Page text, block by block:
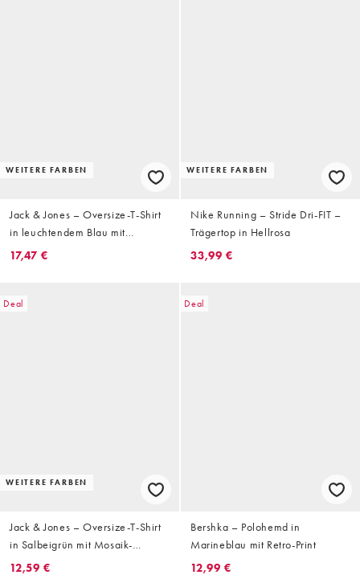
WEITERE FARBEN
Jack & Jones – Oversize-T-Shirt
in leuchtendem Blau mit
Landschaftsprint auf dem Rücken
17,47 €
WEITERE FARBEN
Nike Running – Stride Dri-FIT –
Trägertop in Hellrosa
33,99 €
Deal
WEITERE FARBEN
Jack & Jones – Oversize-T-Shirt
in Salbeigrün mit Mosaik-
Rückenprint
12,59 €
Deal
Bershka – Polohemd in
Marineblau mit Retro-Print
12,99 €